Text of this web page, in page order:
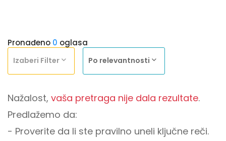
Pronađeno 0 oglasa
Izaberi Filter Po relevantnosti
Nažalost, vaša pretraga nije dala rezultate.
Predlažemo da:
- Proverite da li ste pravilno uneli ključne reči.